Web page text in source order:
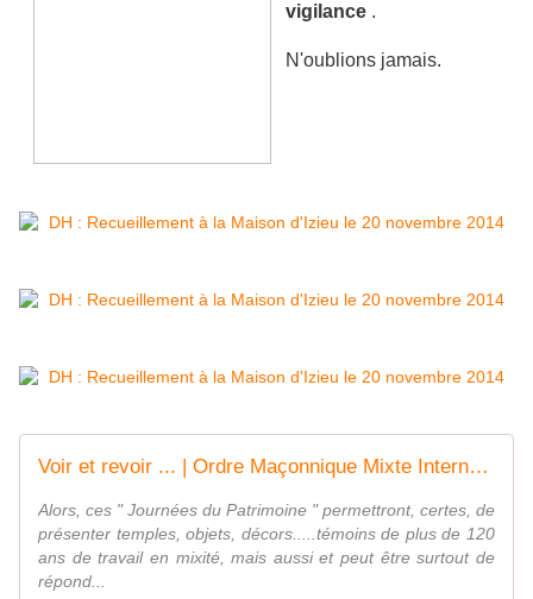
vigilance .
N'oublions jamais.
Voir et revoir ... | Ordre Maçonnique Mixte International " LE DROIT HUMAIN "
Alors, ces " Journées du Patrimoine " permettront, certes, de
présenter temples, objets, décors.....témoins de plus de 120
ans de travail en mixité, mais aussi et peut être surtout de
répond...